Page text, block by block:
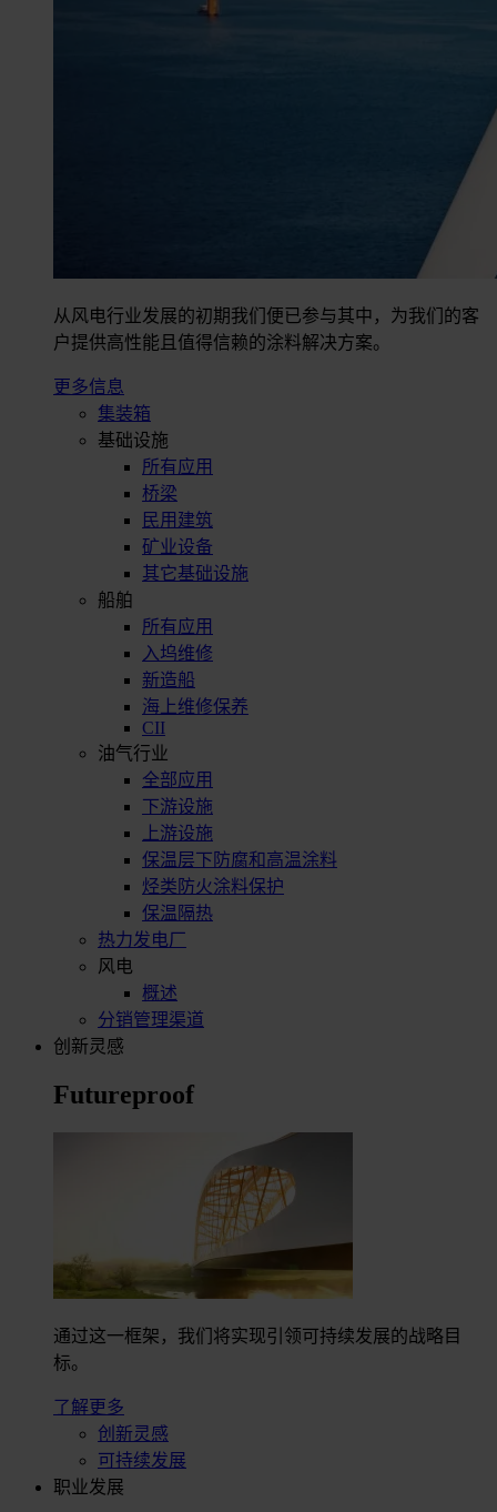
从风电行业发展的初期我们便已参与其中，为我们的客
户提供高性能且值得信赖的涂料解决方案。
更多信息
集装箱
基础设施
所有应用
桥梁
民用建筑
矿业设备
其它基础设施
船舶
所有应用
入坞维修
新造船
海上维修保养
CII
油气行业
全部应用
下游设施
上游设施
保温层下防腐和高温涂料
烃类防火涂料保护
保温隔热
热力发电厂
风电
概述
分销管理渠道
创新灵感
Futureproof
通过这一框架，我们将实现引领可持续发展的战略目
标。
了解更多
创新灵感
可持续发展
职业发展